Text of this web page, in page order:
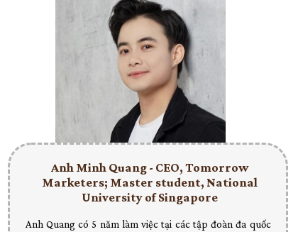
Anh Quang có 5 năm làm việc tại các tập đoàn đa quốc
Anh Minh Quang - CEO, Tomorrow
Marketers; Master student, National
University of Singapore